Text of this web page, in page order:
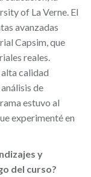
of La Verne. El
avanzadas
Capsim, que
reales.
calidad
de
estuvo al
experimenté en
y
del curso?